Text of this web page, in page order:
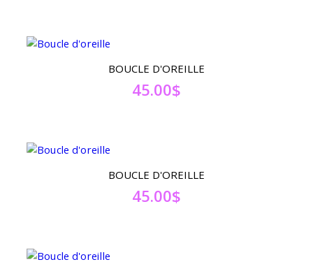
BOUCLE D'OREILLE
45.00$
BOUCLE D'OREILLE
45.00$